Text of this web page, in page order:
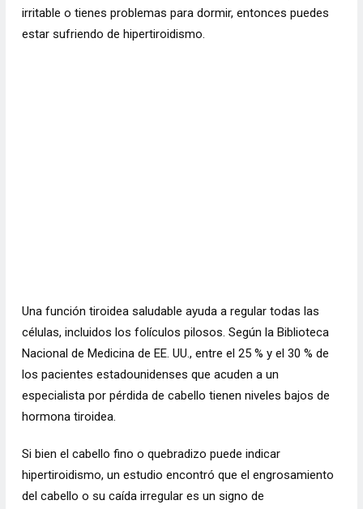
irritable o tienes problemas para dormir, entonces puedes
estar sufriendo de hipertiroidismo.
Una función tiroidea saludable ayuda a regular todas las
células, incluidos los folículos pilosos. Según la Biblioteca
Nacional de Medicina de EE. UU., entre el 25 % y el 30 % de
los pacientes estadounidenses que acuden a un
especialista por pérdida de cabello tienen niveles bajos de
hormona tiroidea.
Si bien el cabello fino o quebradizo puede indicar
hipertiroidismo, un estudio encontró que el engrosamiento
del cabello o su caída irregular es un signo de